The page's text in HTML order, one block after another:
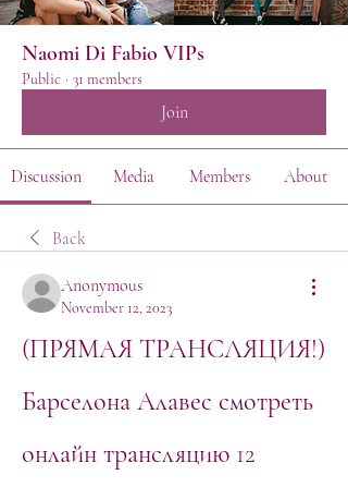
Naomi Di Fabio VIPs
Public · 31 members
Join
Discussion Media Members About
Back
Anonymous
November 12, 2023
(ПРЯМАЯ ТРАНСЛЯЦИЯ!)
Барселона Алавес смотреть
онлайн трансляцию 12